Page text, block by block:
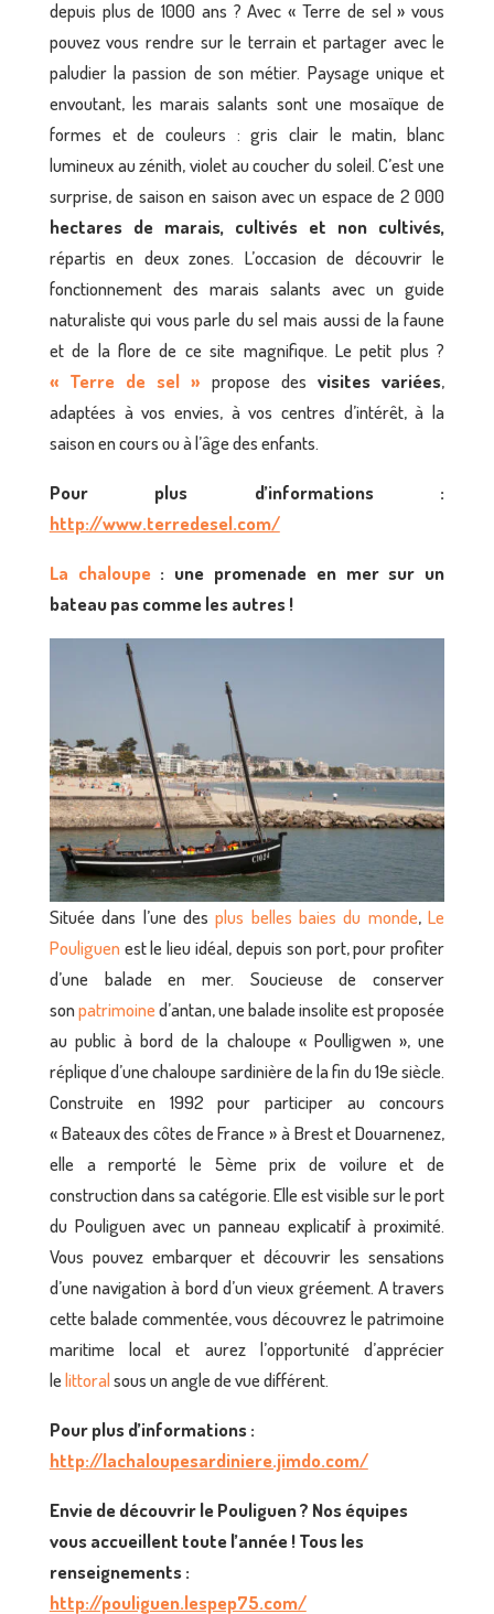
depuis plus de 1000 ans ? Avec « Terre de sel » vous
pouvez vous rendre sur le terrain et partager avec le
paludier la passion de son métier. Paysage unique et
envoutant, les marais salants sont une mosaïque de
formes et de couleurs : gris clair le matin, blanc
lumineux au zénith, violet au coucher du soleil. C’est une
surprise, de saison en saison avec un espace de 2 000
hectares de marais, cultivés et non cultivés,
répartis en deux zones. L’occasion de découvrir le
fonctionnement des marais salants avec un guide
naturaliste qui vous parle du sel mais aussi de la faune
et de la flore de ce site magnifique. Le petit plus ?
« Terre de sel » propose desvisites variées,
adaptées à vos envies, à vos centres d’intérêt, à la
saison en cours ou à l’âge des enfants.
Pour plus d’informations :
http://www.terredesel.com/
La chaloupe: une promenade en mer sur un
bateau pas comme les autres !
Située dans l’une desplus belles baies du monde,Le
Pouliguen est le lieu idéal, depuis son port, pour profiter
d’une balade en mer. Soucieuse de conserver
sonpatrimoined’antan, une balade insolite est proposée
au public à bord de la chaloupe « Poulligwen », une
réplique d’une chaloupe sardinière de la fin du 19e siècle.
Construite en 1992 pour participer au concours
« Bateaux des côtes de France » à Brest et Douarnenez,
elle a remporté le 5ème prix de voilure et de
construction dans sa catégorie. Elle est visible sur le port
du Pouliguen avec un panneau explicatif à proximité.
Vous pouvez embarquer et découvrir les sensations
d’une navigation à bord d’un vieux gréement. A travers
cette balade commentée, vous découvrez le patrimoine
maritime local et aurez l’opportunité d’apprécier
lelittoralsous un angle de vue différent.
Pour plus d’informations :
http://lachaloupesardiniere.jimdo.com/
Envie de découvrir le Pouliguen ? Nos équipes
vous accueillent toute l’année ! Tous les
renseignements :
http://pouliguen.lespep75.com/